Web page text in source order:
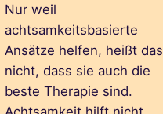
Nur weil
achtsamkeitsbasierte
Ansätze helfen, heißt das
nicht, dass sie auch die
beste Therapie sind.